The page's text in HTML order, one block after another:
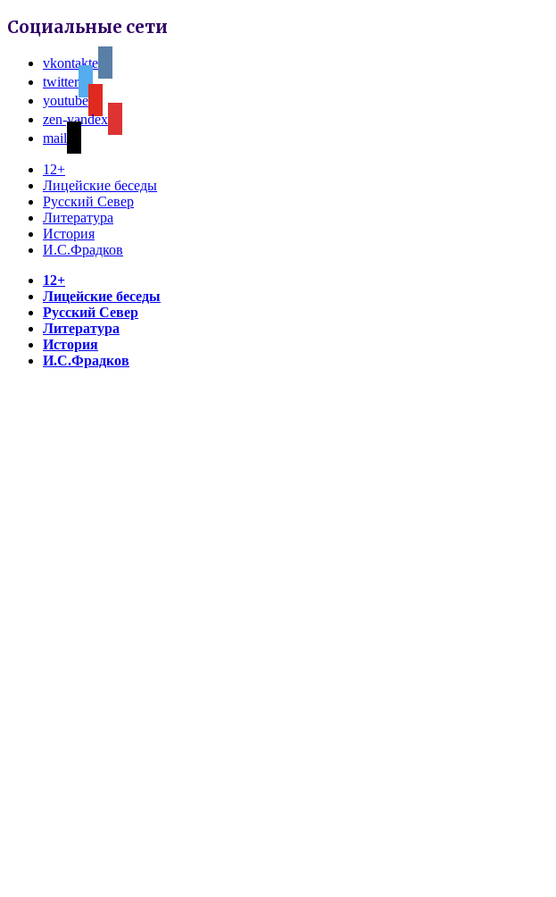
Социальные сети
vkontakte
twitter
youtube
zen-yandex
mail
12+
Лицейские беседы
Русский Север
Литература
История
И.С.Фрадков
12+
Лицейские беседы
Русский Север
Литература
История
И.С.Фрадков